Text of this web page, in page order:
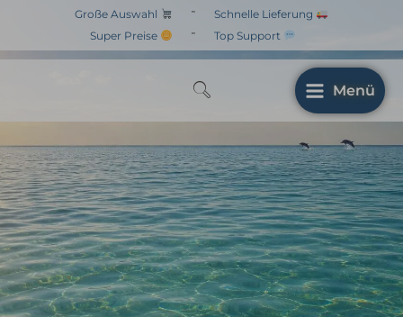
springen
Große Auswahl
Super Preise
-
-
Schnelle Lieferung
Top Support
Menü